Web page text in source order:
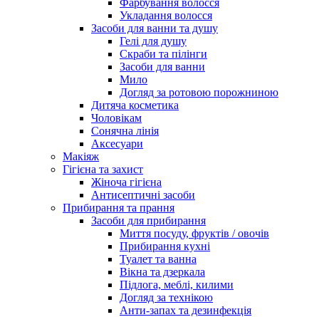
Укладання волосся
Засоби для ванни та душу
Гелі для душу
Скраби та пілінги
Засоби для ванни
Мило
Догляд за ротовою порожниною
Дитяча косметика
Чоловікам
Сонячна лінія
Аксесуари
Макіяж
Гігієна та захист
Жіноча гігієна
Антисептичні засоби
Прибирання та прання
Засоби для прибирання
Миття посуду, фруктів / овочів
Прибирання кухні
Туалет та ванна
Вікна та дзеркала
Підлога, меблі, килими
Догляд за технікою
Анти-запах та дезинфекція